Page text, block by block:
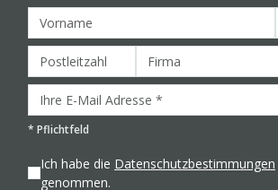
* Pflichtfeld
Ich habe die Datenschutzbestimmungen
genommen.